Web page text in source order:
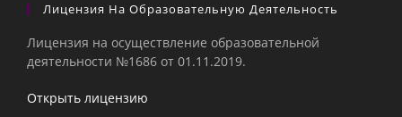
Лицензия На Образовательную Деятельность
Лицензия на осуществление образовательной
деятельности №1686 от 01.11.2019.
Открыть лицензию